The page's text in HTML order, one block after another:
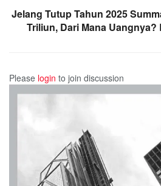
Jelang Tutup Tahun 2025
Triliun, Dari Mana
Please login to join discussion